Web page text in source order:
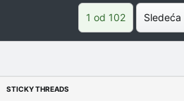
1 od 102 Sledeća